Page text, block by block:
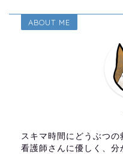
ABOUT ME
スキマ時間にどうぶつ
看護師さんに優しく、